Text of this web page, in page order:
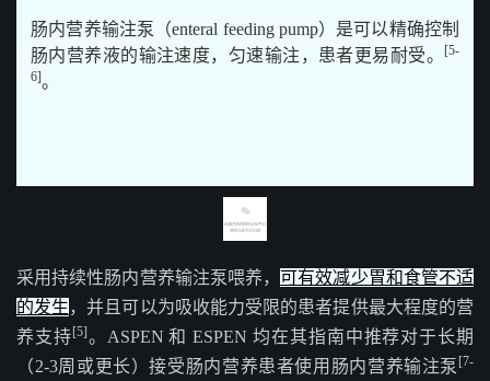
肠内营养输注泵（enteral feeding pump）是可以精确控制
肠内营养液的输注速度，匀速输注，患者更易耐受。
[5-
6]。
采用持续性肠内营养输注泵喂养，可有效减少胃和食管不适
的发生，并且可以为吸收能力受限的患者提供最大程度的营
养支持 [5] 。ASPEN 和 ESPEN 均在其指南中推荐对于长期
（2-3周或更长）接受肠内营养患者使用肠内营养输注泵 [7-